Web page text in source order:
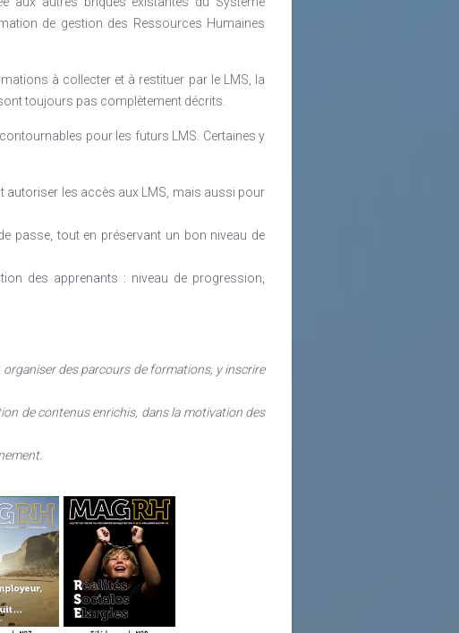
de gestion des Ressources Humaines
à collecter et à restituer par le LMS, la
toujours pas complètement décrits.
pour les futurs LMS. Certaines y
autoriser les accès aux LMS, mais aussi pour
passe, tout en préservant un bon niveau de
des apprenants : niveau de progression,
des parcours de formations, y inscrire
de contenus enrichis, dans la motivation des